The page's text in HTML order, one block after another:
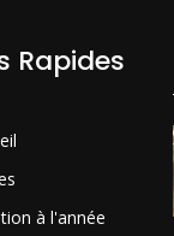
Rapides
à l'année